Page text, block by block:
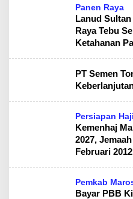
Panen Raya
Lanud
Raya Tebu
Ketahanan
PT Semen
Persiapan
Kemenhaj
2027,
Februari
Pemkab
Bayar PBB